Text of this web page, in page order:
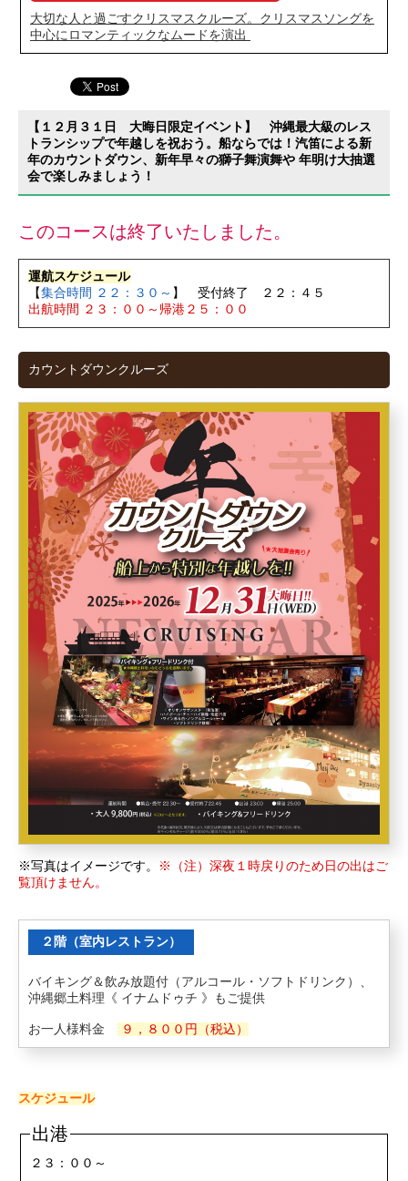
大切な人と過ごすクリスマスクルーズ。クリスマスソングを
中心にロマンティックなムードを演出
【１２月３１日 大晦日限定イベント】 沖縄最大級のレス
トランシップで年越しを祝おう。船ならでは！汽笛による新
年のカウントダウン、新年早々の獅子舞演舞や 年明け大抽選
会で楽しみましょう！
このコースは終了いたしました。
運航スケジュール
【集合時間 ２２：３０～ 】 受付終了 ２２：４５
出航時間 ２３：００～帰港２５：００
カウントダウンクルーズ
※写真はイメージです。
※（注）深夜１時戻りのため日の出はご
覧頂けません。
２階（室内レストラン）
バイキング＆飲み放題付（アルコール・ソフトドリンク）、
沖縄郷土料理《 イナムドゥチ 》もご提供
お一人様料金 ９，８００円（税込）
スケジュール
出港
２３：００～